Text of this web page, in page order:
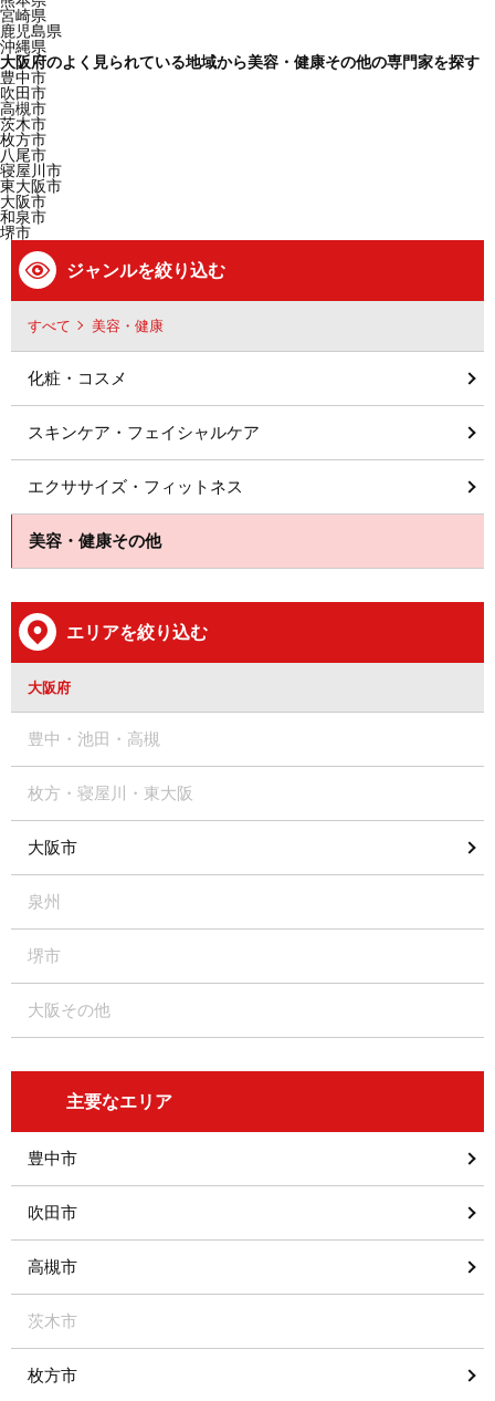
宮崎県
鹿児島県
沖縄県
大阪府のよく見られている地域から美容・健康その他の専門家を探す
豊中市
吹田市
高槻市
茨木市
枚方市
八尾市
寝屋川市
東大阪市
大阪市
和泉市
堺市
ジャンルを絞り込む
すべて 美容・健康
化粧・コスメ
スキンケア・フェイシャルケア
エクササイズ・フィットネス
美容・健康その他
エリアを絞り込む
大阪府
豊中・池田・高槻
枚方・寝屋川・東大阪
大阪市
泉州
堺市
大阪その他
主要なエリア
豊中市
吹田市
高槻市
茨木市
枚方市